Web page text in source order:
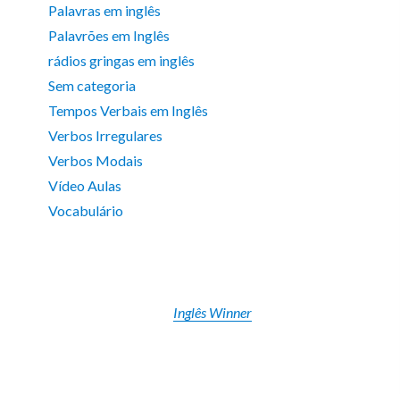
Palavras em inglês
Palavrões em Inglês
rádios gringas em inglês
Sem categoria
Tempos Verbais em Inglês
Verbos Irregulares
Verbos Modais
Vídeo Aulas
Vocabulário
Inglês Winner